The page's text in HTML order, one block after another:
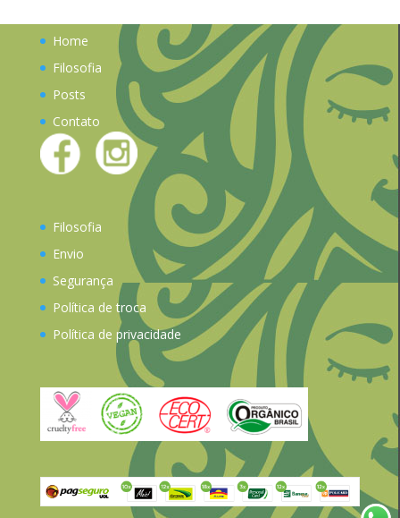
Home
Filosofia
Posts
Contato
Filosofia
Envio
Segurança
Política de troca
Política de privacidade